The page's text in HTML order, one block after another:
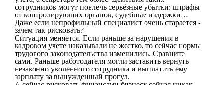
сотрудников могут повлечь серьёзные убытки: штрафы
от контролирующих органов, судебные издержки…
Даже если непрофильный специалист очень старается -
зачем так рисковать?
Ситуация меняется. Если раньше за нарушения в
кадровом учете наказывали не жестко, то сейчас нормы
трудового законодательства изменились. Сравните
сами. Раньше работодателя могли заставить вернуть
незаконно уволенного сотрудника и выплатить ему
зарплату за вынужденный прогул.